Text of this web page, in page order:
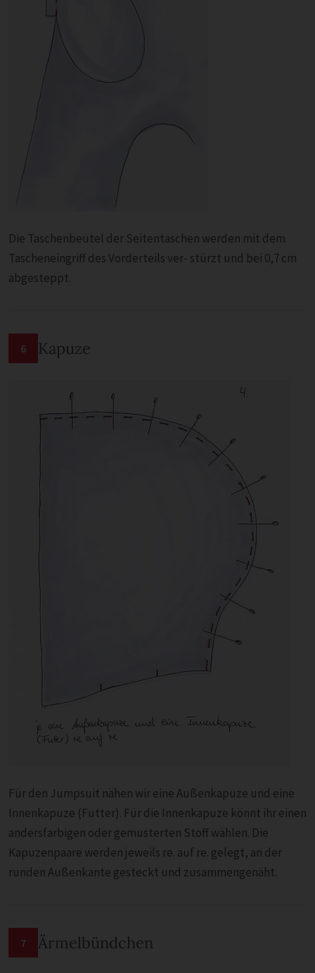
Die Taschenbeutel der Seitentaschen werden mit dem
Tascheneingriff des Vorderteils ver- stürzt und bei 0,7 cm
abgesteppt.
6 Kapuze
Für den Jumpsuit nähen wir eine Außenkapuze und eine
Innenkapuze (Futter). Für die Innenkapuze könnt ihr einen
andersfarbigen oder gemusterten Stoff wählen. Die
Kapuzenpaare werden jeweils re. auf re. gelegt, an der
runden Außenkante gesteckt und zusammengenäht.
7 Ärmelbündchen